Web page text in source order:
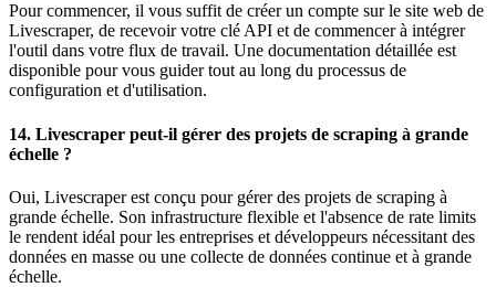
Pour commencer, il vous suffit de créer un compte sur le site web de
Livescraper, de recevoir votre clé API et de commencer à intégrer
l'outil dans votre flux de travail. Une documentation détaillée est
disponible pour vous guider tout au long du processus de
configuration et d'utilisation.
14. Livescraper peut-il gérer des projets de scraping à grande
échelle ?
Oui, Livescraper est conçu pour gérer des projets de scraping à
grande échelle. Son infrastructure flexible et l'absence de rate limits
le rendent idéal pour les entreprises et développeurs nécessitant des
données en masse ou une collecte de données continue et à grande
échelle.